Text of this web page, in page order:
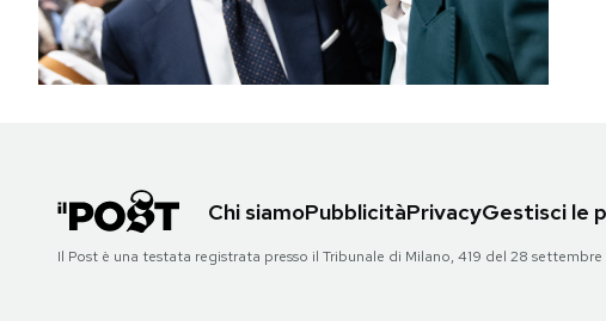
Chi siamoPubblicitàPrivacyGestisci le
Il Post è una testata registrata presso il Tribunale di Milano, 419 del 28